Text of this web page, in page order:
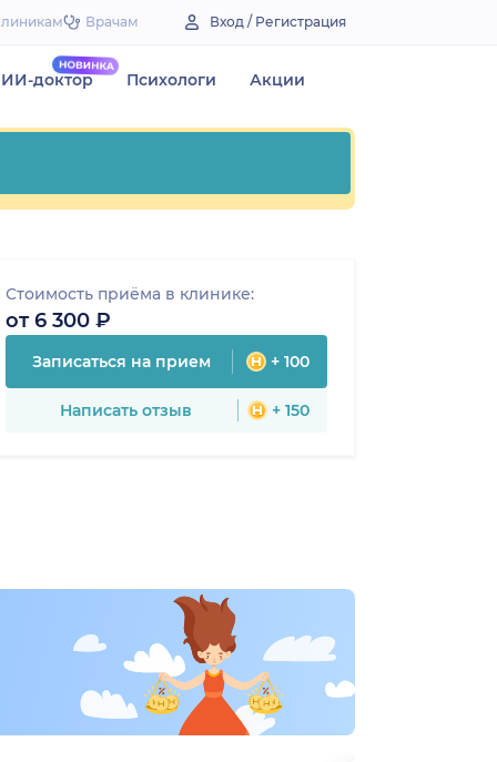
Врачам Вход / Регистрация
ИИ-доктор Психологи Акции
Стоимость приёма в клинике:
от 6 300 ₽
Записаться на прием + 100
Написать отзыв + 150